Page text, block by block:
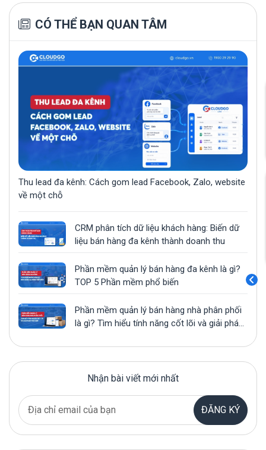
CÓ THỂ BẠN QUAN TÂM
Thu lead đa kênh: Cách gom lead Facebook, Zalo, website
về một chỗ
CRM phân tích dữ liệu khách hàng: Biến dữ
liệu bán hàng đa kênh thành doanh thu
Phần mềm quản lý bán hàng đa kênh là gì?
TOP 5 Phần mềm phổ biến
Phần mềm quản lý bán hàng nhà phân phối
là gì? Tìm hiểu tính năng cốt lõi và giải pháp
tín tại Việt Nam
Excel hoàn toàn MIỄN PHÍ
Cách viết mail đề xuất tăng lương chuyên
Nhận bài viết mới nhất
ĐĂNG KÝ